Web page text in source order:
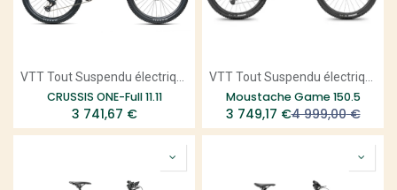
CRUSSIS ONE-Full 11.11
3 741,67 €
Moustache Game 150.5
3 749,17 €4 999,00€